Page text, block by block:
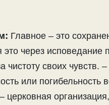
Главное ­– это
это через
чистоту своих
или погибельность
церковная